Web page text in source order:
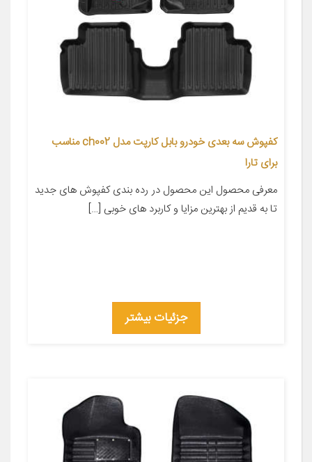
کفپوش سه بعدی خودرو بابل کارپت مدل ch002 مناسب
برای تارا
معرفی محصول این محصول در رده بندی کفپوش های جدید
تا به قدیم از بهترین مزایا و کاربرد های خوبی […]
جزئیات بیشتر